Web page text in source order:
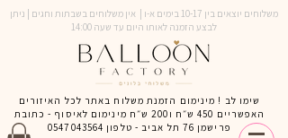
משלוחים יוצאים בין 10-17 בימים א-ו | אין משלוחים בשבתות וחגים | ניתן
לבצע הזמנה לאותו היום עד שעה 14:00
שימו לב ! מינימום הזמנת משלוח באתר לכל האיזורים
האפשריים 450 ש״ח ו200 ש״ח מינימום לאיסוף - כתובת
פרישמן 76 תל אביב - טלפון
0547043564